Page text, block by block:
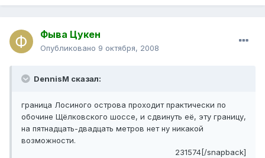
Фыва Цукен
Опубликовано 9 октября, 2008
DennisM сказал:
граница Лосиного острова проходит практически по
обочине Щёлковского шоссе, и сдвинуть её, эту границу,
на пятнадцать-двадцать метров нет ну никакой
возможности.
231574[/snapback]